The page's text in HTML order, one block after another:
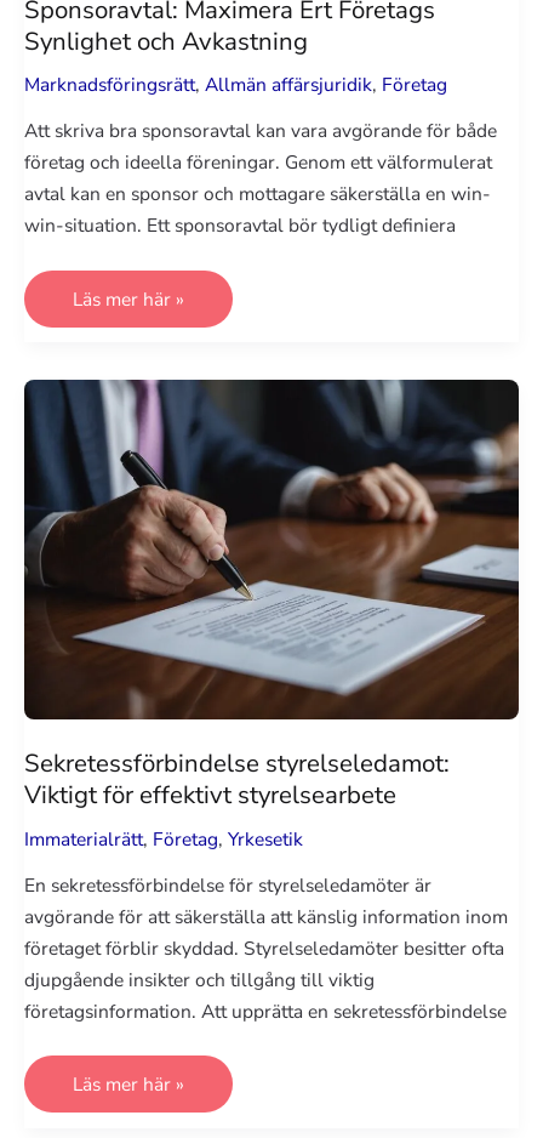
Sponsoravtal: Maximera Ert Företags
Synlighet och Avkastning
Marknadsföringsrätt, Allmän affärsjuridik, Företag
Att skriva bra sponsoravtal kan vara avgörande för både
företag och ideella föreningar. Genom ett välformulerat
avtal kan en sponsor och mottagare säkerställa en win-
win-situation. Ett sponsoravtal bör tydligt definiera
Sponsoravtal:
Ert
och
Avkastning
Läs mer här »
Sekretessförbindelse styrelseledamot:
Viktigt för effektivt styrelsearbete
Immaterialrätt, Företag, Yrkesetik
En sekretessförbindelse för styrelseledamöter är
avgörande för att säkerställa att känslig information inom
företaget förblir skyddad. Styrelseledamöter besitter ofta
djupgående insikter och tillgång till viktig
företagsinformation. Att upprätta en sekretessförbindelse
Sekretessförbindelse
Viktigt
Läs mer här »